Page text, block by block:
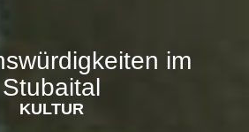
im
Stubaital
KULTUR